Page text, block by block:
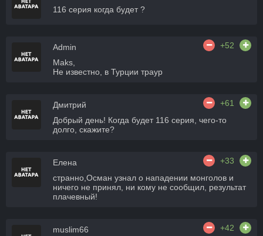
116 серия когда будет ?
Admin
+52
Maks,
Не известно, в Турции траур
Дмитрий
+61
Добрый день! Когда будет 116 серия, чего-то
долго, скажите?
Елена
+33
странно,Осман узнал о нападении монголов и
ничего не принял, ни кому не сообщил, результат
плачевный!
muslim66
+42